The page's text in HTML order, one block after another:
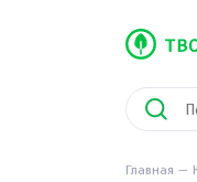
Главная